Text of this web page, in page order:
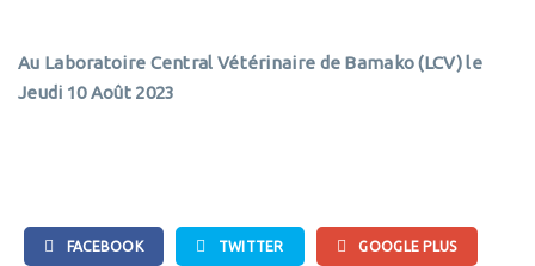
Au Laboratoire Central Vétérinaire de Bamako (LCV) le
Jeudi 10 Août 2023
FACEBOOK TWITTER GOOGLE PLUS